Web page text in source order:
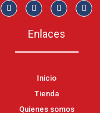
Enlaces
Inicio
Tienda
Quienes somos